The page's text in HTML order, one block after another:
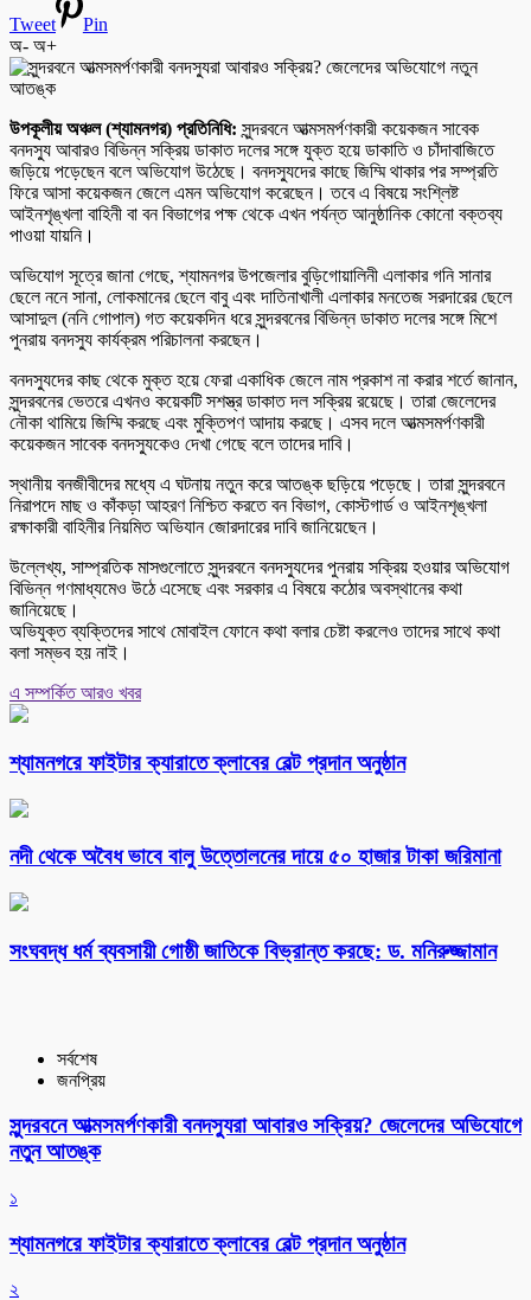
Tweet
Pin
অ- অ+
উপকূলীয় অঞ্চল (শ্যামনগর) প্রতিনিধি: সুন্দরবনে আত্মসমর্পণকারী কয়েকজন সাবেক
বনদস্যু আবারও বিভিন্ন সক্রিয় ডাকাত দলের সঙ্গে যুক্ত হয়ে ডাকাতি ও চাঁদাবাজিতে
জড়িয়ে পড়েছেন বলে অভিযোগ উঠেছে। বনদস্যুদের কাছে জিম্মি থাকার পর সম্প্রতি
ফিরে আসা কয়েকজন জেলে এমন অভিযোগ করেছেন। তবে এ বিষয়ে সংশ্লিষ্ট
আইনশৃঙ্খলা বাহিনী বা বন বিভাগের পক্ষ থেকে এখন পর্যন্ত আনুষ্ঠানিক কোনো বক্তব্য
পাওয়া যায়নি।
অভিযোগ সূত্রে জানা গেছে, শ্যামনগর উপজেলার বুড়িগোয়ালিনী এলাকার গনি সানার
ছেলে ননে সানা, লোকমানের ছেলে বাবু এবং দাতিনাখালী এলাকার মনতেজ সরদারের ছেলে
আসাদুল (ননি গোপাল) গত কয়েকদিন ধরে সুন্দরবনের বিভিন্ন ডাকাত দলের সঙ্গে মিশে
পুনরায় বনদস্যু কার্যক্রম পরিচালনা করছেন।
বনদস্যুদের কাছ থেকে মুক্ত হয়ে ফেরা একাধিক জেলে নাম প্রকাশ না করার শর্তে জানান,
সুন্দরবনের ভেতরে এখনও কয়েকটি সশস্ত্র ডাকাত দল সক্রিয় রয়েছে। তারা জেলেদের
নৌকা থামিয়ে জিম্মি করছে এবং মুক্তিপণ আদায় করছে। এসব দলে আত্মসমর্পণকারী
কয়েকজন সাবেক বনদস্যুকেও দেখা গেছে বলে তাদের দাবি।
স্থানীয় বনজীবীদের মধ্যে এ ঘটনায় নতুন করে আতঙ্ক ছড়িয়ে পড়েছে। তারা সুন্দরবনে
নিরাপদে মাছ ও কাঁকড়া আহরণ নিশ্চিত করতে বন বিভাগ, কোস্টগার্ড ও আইনশৃঙ্খলা
রক্ষাকারী বাহিনীর নিয়মিত অভিযান জোরদারের দাবি জানিয়েছেন।
উল্লেখ্য, সাম্প্রতিক মাসগুলোতে সুন্দরবনে বনদস্যুদের পুনরায় সক্রিয় হওয়ার অভিযোগ
বিভিন্ন গণমাধ্যমেও উঠে এসেছে এবং সরকার এ বিষয়ে কঠোর অবস্থানের কথা
জানিয়েছে।
অভিযুক্ত ব্যক্তিদের সাথে মোবাইল ফোনে কথা বলার চেষ্টা করলেও তাদের সাথে কথা
বলা সম্ভব হয় নাই।
এ সম্পর্কিত আরও খবর
শ্যামনগরে ফাইটার ক্যারাতে ক্লাবের বেল্ট প্রদান অনুষ্ঠান
নদী থেকে অবৈধ ভাবে বালু উত্তোলনের দায়ে ৫০ হাজার টাকা জরিমানা
সংঘবদ্ধ ধর্ম ব্যবসায়ী গোষ্ঠী জাতিকে বিভ্রান্ত করছে: ড. মনিরুজ্জামান
সর্বশেষ
জনপ্রিয়
সুন্দরবনে আত্মসমর্পণকারী বনদস্যুরা আবারও সক্রিয়? জেলেদের অভিযোগে
নতুন আতঙ্ক
১
শ্যামনগরে ফাইটার ক্যারাতে ক্লাবের বেল্ট প্রদান অনুষ্ঠান
২